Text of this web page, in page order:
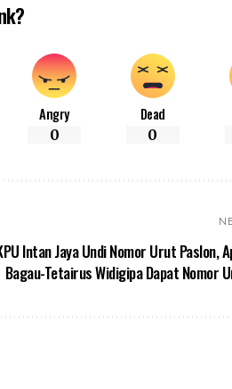
Angry
0
Dead
0
Intan Jaya Undi Nomor Urut Paslon,
Bagau-Tetairus Widigipa Dapat Nomor